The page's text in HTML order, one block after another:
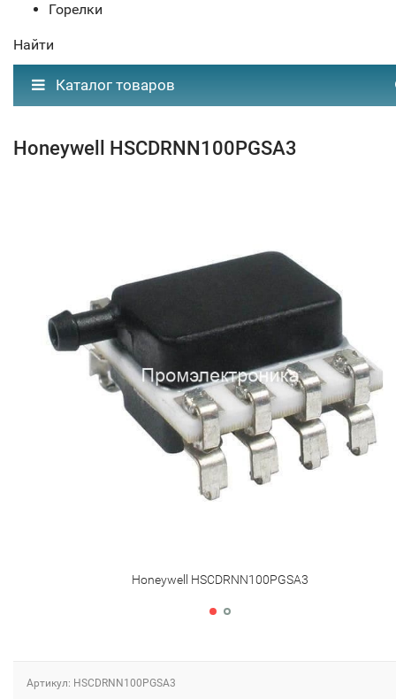
Горелки
Найти
Каталог товаров
Honeywell HSCDRNN100PGSA3
Honeywell HSCDRNN100PGSA3
Артикул: HSCDRNN100PGSA3